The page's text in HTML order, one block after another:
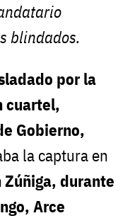
blindados.
por la
cuartel,
Gobierno,
la captura en
Zúñiga, durante
Arce